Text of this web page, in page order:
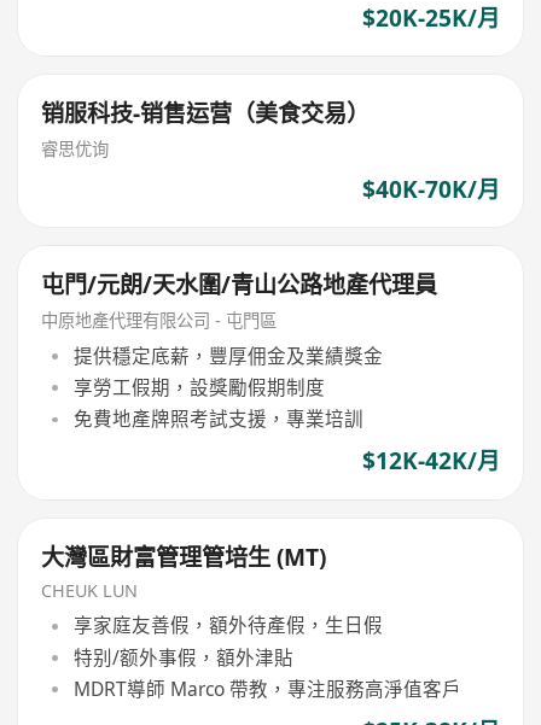
$20K-25K/月
销服科技-销售运营（美食交易）
睿思优询
$40K-70K/月
屯門/元朗/天水圍/青山公路地產代理員
中原地產代理有限公司 - 屯門區
提供穩定底薪，豐厚佣金及業績獎金
享勞工假期，設獎勵假期制度
免費地產牌照考試支援，專業培訓
$12K-42K/月
大灣區財富管理管培生 (MT)
CHEUK LUN
享家庭友善假，額外待產假，生日假
特别/额外事假，額外津貼
MDRT導師 Marco 帶教，專注服務高淨值客戶